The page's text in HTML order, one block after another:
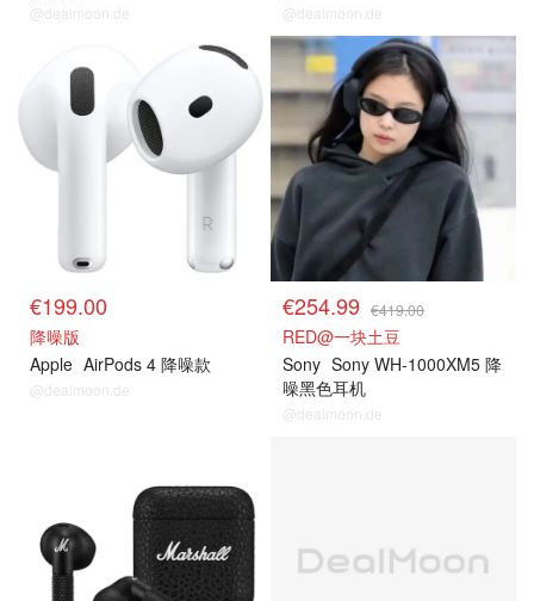
@dealmoon.de @dealmoon.de
€199.00
降噪版
Apple AirPods 4 ​​​​降噪款
@dealmoon.de
€254.99 €419.00
RED@一块土豆
Sony Sony WH-1000XM5 降
噪黑色耳机
@dealmoon.de